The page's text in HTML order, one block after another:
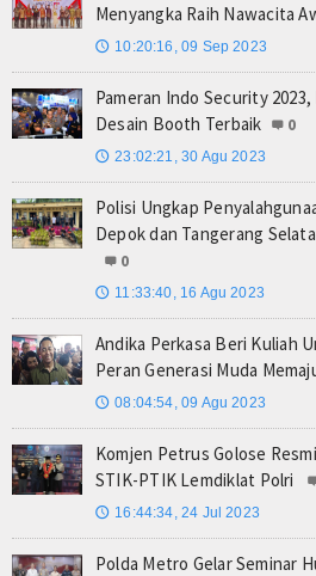
Menyangka Raih Nawacita
🕔 10:20:16, 09 Sep 2023
Pameran Indo Security
Desain Booth Terbaik
0
🕔 23:02:21, 30 Agu 2023
Polisi Ungkap
Depok dan Tangerang
0
🕔 11:33:40, 16 Agu 2023
Andika Perkasa Beri Kuliah
Peran Generasi Muda
🕔 08:04:54, 09 Agu 2023
Komjen Petrus Golose
STIK-PTIK Lemdiklat Polri
🕔 16:44:34, 24 Jul 2023
Polda Metro Gelar Seminar